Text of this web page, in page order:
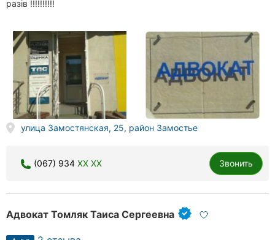
разів !!!!!!!!!!
улица Замостянская, 25, район Замостье
(067) 934 XX XX Звонить
Адвокат Томляк Таиса Сергеевна